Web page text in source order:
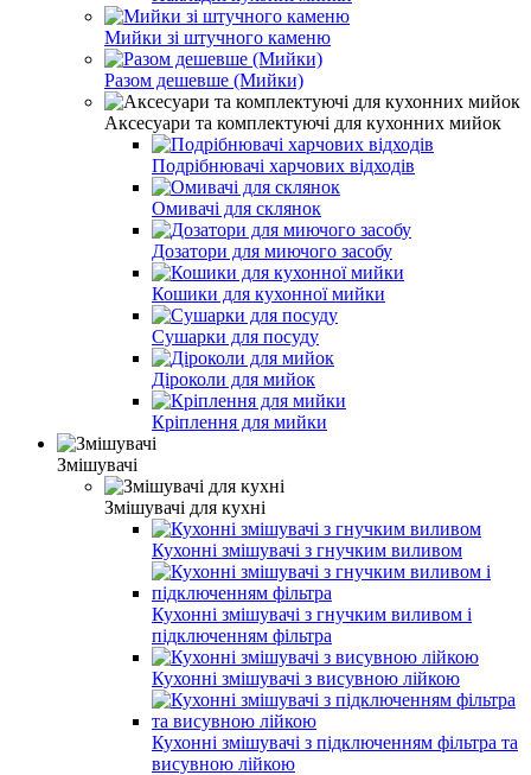
Мийки зі штучного каменю
Разом дешевше (Мийки)
Аксесуари та комплектуючі для кухонних мийок
Подрібнювачі харчових відходів
Омивачі для склянок
Дозатори для миючого засобу
Кошики для кухонної мийки
Сушарки для посуду
Діроколи для мийок
Кріплення для мийки
Змішувачі
Змішувачі для кухні
Кухонні змішувачі з гнучким виливом
Кухонні змішувачі з гнучким виливом і
підключенням фільтра
Кухонні змішувачі з висувною лійкою
Кухонні змішувачі з підключенням фільтра та
висувною лійкою